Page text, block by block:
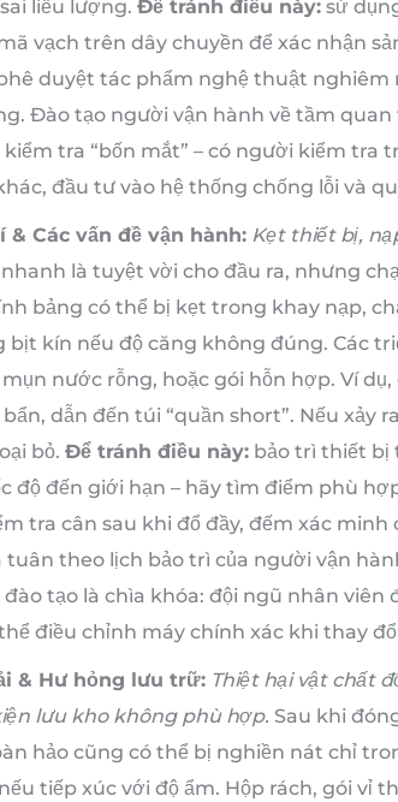
liều lượng. Để tránh điều này: sử
vạch trên dây chuyền để xác nhận
duyệt tác phẩm nghệ thuật nghiêm
Đào tạo người vận hành về tầm
kiểm tra “bốn mắt” – có người kiểm
đầu tư vào hệ thống chống lỗi và
& Các vấn đề vận hành: Kẹt thiết bị,
là tuyệt vời cho đầu ra, nhưng
bảng có thể bị kẹt trong khay nạp,
bịt kín nếu độ căng không đúng. Các
nước rỗng, hoặc gói hỗn hợp. Ví
dẫn đến túi “quần short”. Nếu xảy
bỏ. Để tránh điều này: bảo trì thiết bị
độ đến giới hạn – hãy tìm điểm phù
tra cân sau khi đổ đầy, đếm xác
tuân theo lịch bảo trì của người vận
đào tạo là chìa khóa: đội ngũ nhân
điều chỉnh máy chính xác khi thay
& Hư hỏng lưu trữ: Thiệt hại vật chất
lưu kho không phù hợp. Sau khi
hảo cũng có thể bị nghiền nát chỉ
tiếp xúc với độ ẩm. Hộp rách, gói vỉ